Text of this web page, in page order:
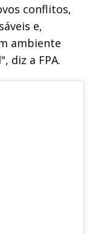
conflitos,
e,
ambiente
diz a FPA.